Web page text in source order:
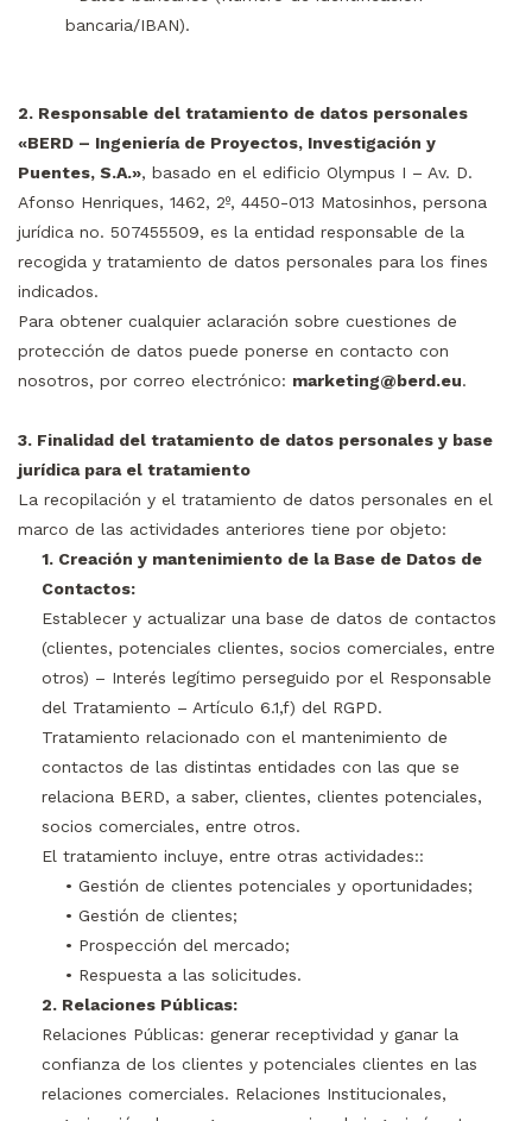
bancaria/IBAN).
2. Responsable del tratamiento de datos personales
«BERD – Ingeniería de Proyectos, Investigación y
Puentes, S.A.», basado en el edificio Olympus I – Av. D.
Afonso Henriques, 1462, 2º, 4450-013 Matosinhos, persona
jurídica no. 507455509, es la entidad responsable de la
recogida y tratamiento de datos personales para los fines
indicados.
Para obtener cualquier aclaración sobre cuestiones de
protección de datos puede ponerse en contacto con
nosotros, por correo electrónico: marketing@berd.eu.
3. Finalidad del tratamiento de datos personales y base
jurídica para el tratamiento
La recopilación y el tratamiento de datos personales en el
marco de las actividades anteriores tiene por objeto:
1. Creación y mantenimiento de la Base de Datos de
Contactos:
Establecer y actualizar una base de datos de contactos
(clientes, potenciales clientes, socios comerciales, entre
otros) – Interés legítimo perseguido por el Responsable
del Tratamiento – Artículo 6.1,f) del RGPD.
Tratamiento relacionado con el mantenimiento de
contactos de las distintas entidades con las que se
relaciona BERD, a saber, clientes, clientes potenciales,
socios comerciales, entre otros.
El tratamiento incluye, entre otras actividades::
• Gestión de clientes potenciales y oportunidades;
• Gestión de clientes;
• Prospección del mercado;
• Respuesta a las solicitudes.
2. Relaciones Públicas:
Relaciones Públicas: generar receptividad y ganar la
confianza de los clientes y potenciales clientes en las
relaciones comerciales. Relaciones Institucionales,